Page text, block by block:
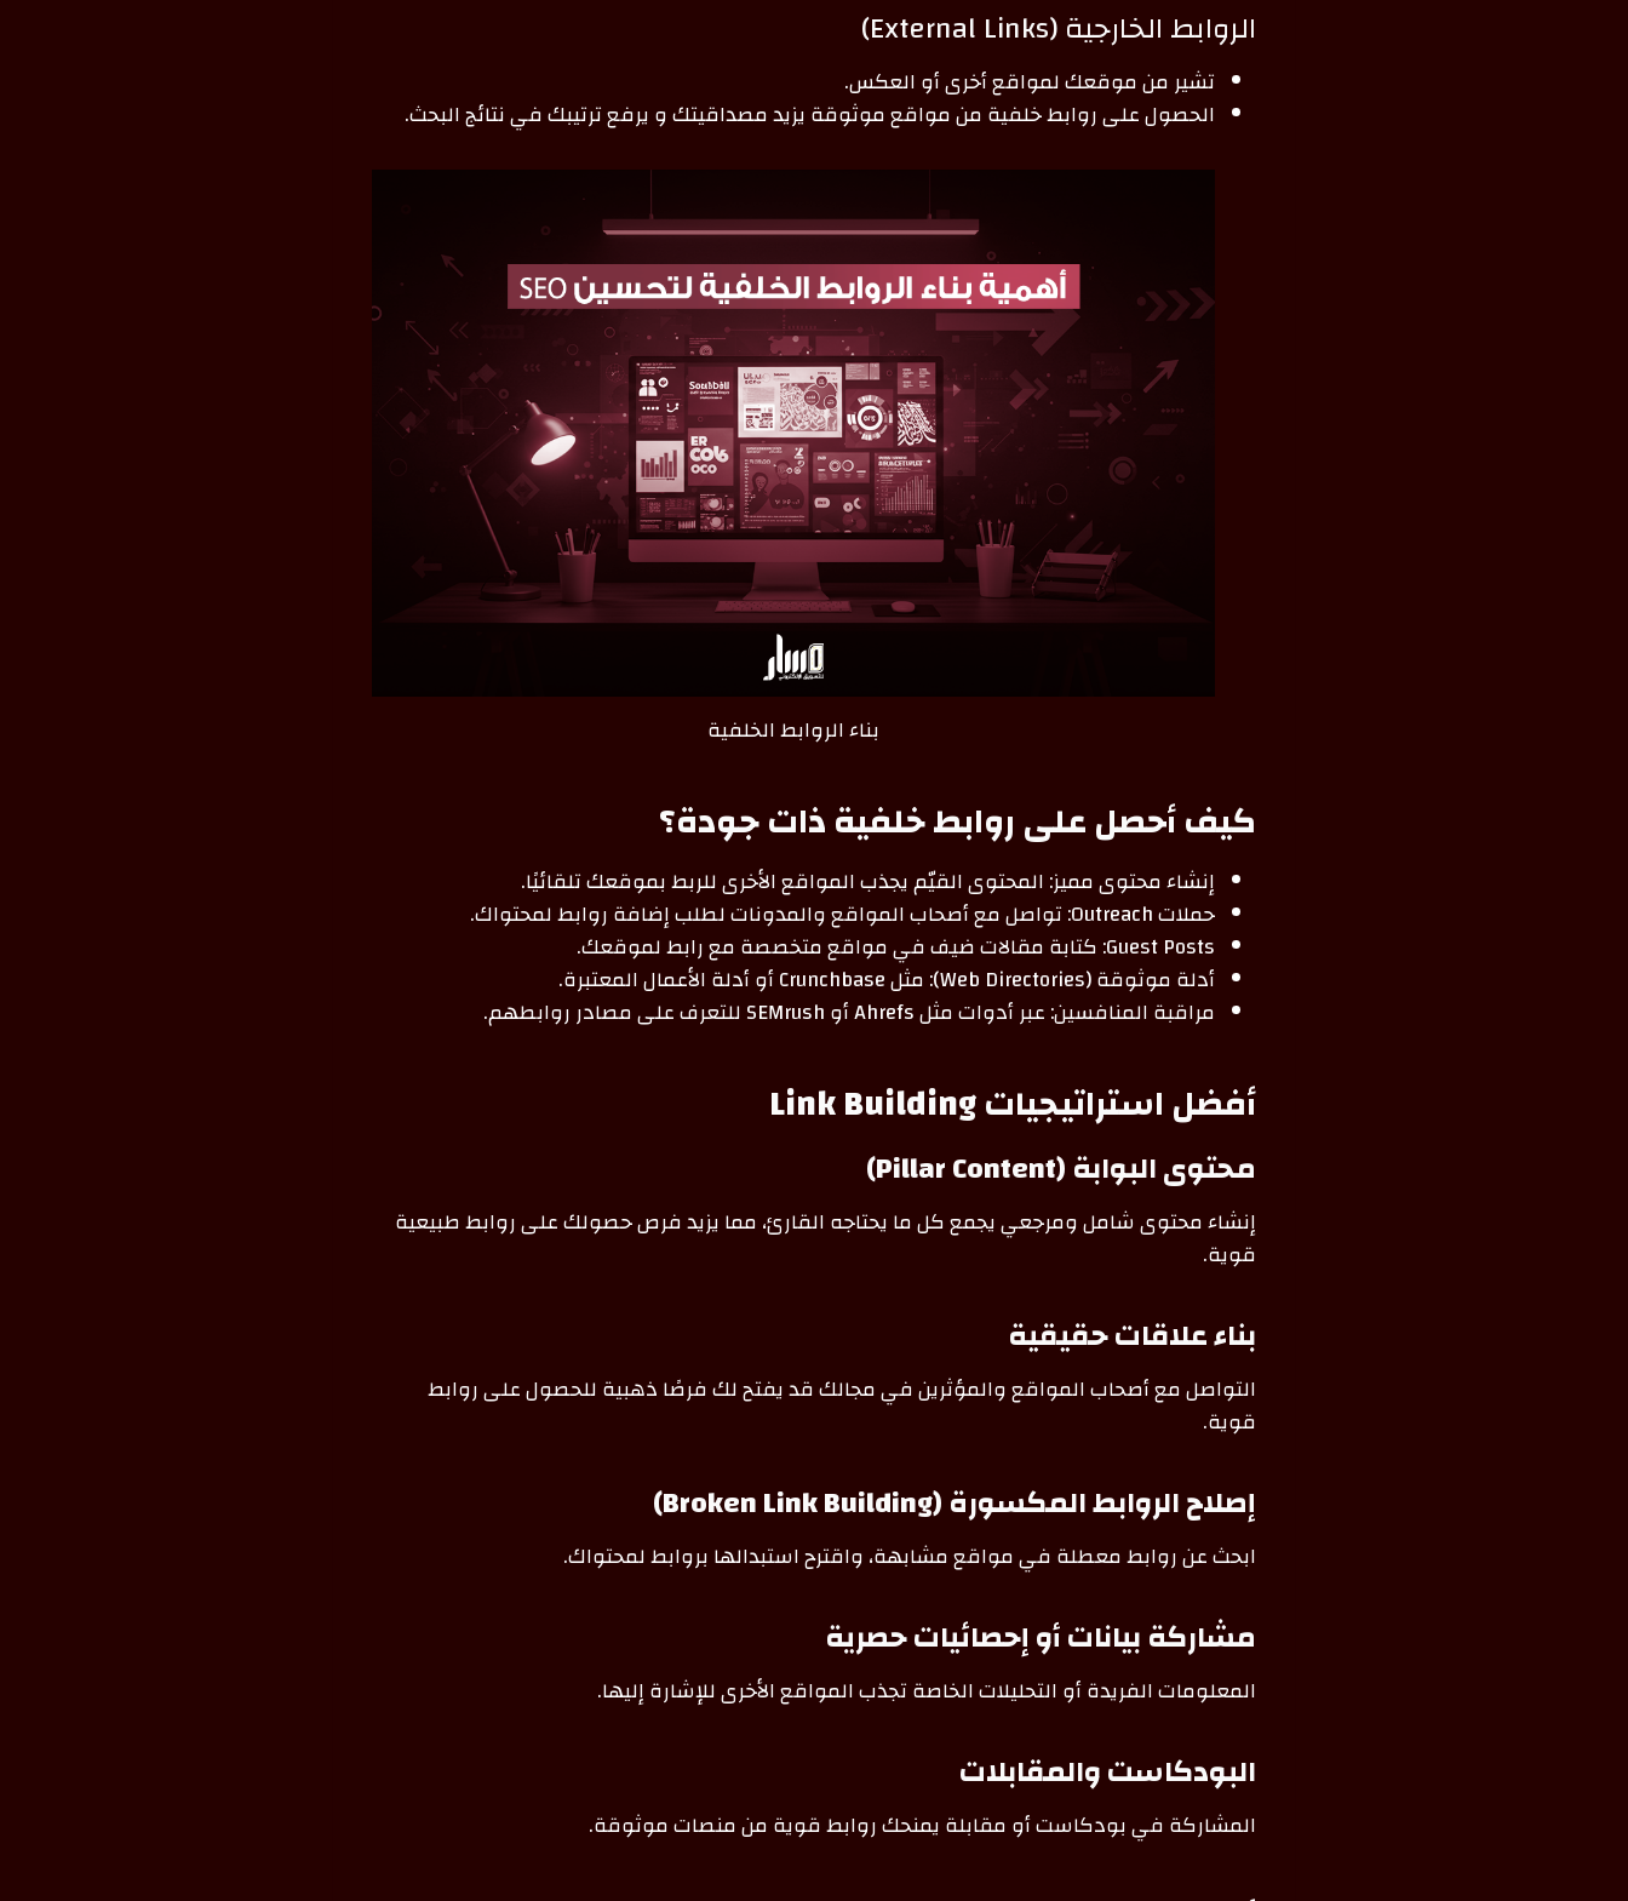
الروابط الخارجية (External Links)
تشير من موقعك لمواقع أخرى أو العكس.
الحصول على روابط خلفية من مواقع موثوقة يزيد مصداقيتك و يرفع ترتيبك في نتائج البحث.
بناء الروابط الخلفية
كيف أحصل على روابط خلفية ذات جودة؟
إنشاء محتوى مميز: المحتوى القيّم يجذب المواقع الأخرى للربط بموقعك تلقائيًا.
حملات Outreach: تواصل مع أصحاب المواقع والمدونات لطلب إضافة روابط لمحتواك.
Guest Posts: كتابة مقالات ضيف في مواقع متخصصة مع رابط لموقعك.
أدلة موثوقة (Web Directories): مثل Crunchbase أو أدلة الأعمال المعتبرة.
مراقبة المنافسين: عبر أدوات مثل Ahrefs أو SEMrush للتعرف على مصادر روابطهم.
أفضل استراتيجيات Link Building
محتوى البوابة (Pillar Content)
إنشاء محتوى شامل ومرجعي يجمع كل ما يحتاجه القارئ، مما يزيد فرص حصولك على روابط طبيعية
قوية.
بناء علاقات حقيقية
التواصل مع أصحاب المواقع والمؤثرين في مجالك قد يفتح لك فرصًا ذهبية للحصول على روابط
قوية.
إصلاح الروابط المكسورة (Broken Link Building)
ابحث عن روابط معطلة في مواقع مشابهة، واقترح استبدالها بروابط لمحتواك.
مشاركة بيانات أو إحصائيات حصرية
المعلومات الفريدة أو التحليلات الخاصة تجذب المواقع الأخرى للإشارة إليها.
البودكاست والمقابلات
المشاركة في بودكاست أو مقابلة يمنحك روابط قوية من منصات موثوقة.